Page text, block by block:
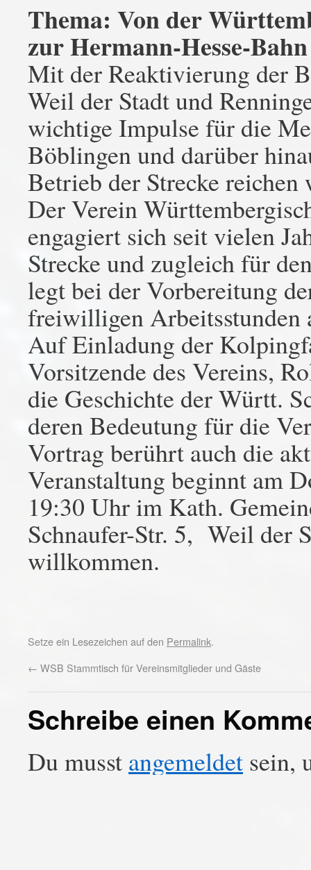
Thema: Von der
zur Hermann-Hesse-Bahn
Mit der Reaktivierung der
Weil der Stadt und
wichtige Impulse für die
Böblingen und darüber
Betrieb der Strecke
Der Verein
engagiert sich seit vielen
Strecke und zugleich für
legt bei der Vorbereitung
freiwilligen Arbeitsstunden
Auf Einladung der
Vorsitzende des Vereins,
die Geschichte der Württ.
deren Bedeutung für die
Vortrag berührt auch die
Veranstaltung beginnt am
19:30 Uhr im Kath.
Schnaufer-Str. 5, Weil der
willkommen.
Setze ein Lesezeichen auf den Permalink.
← WSB Stammtisch für Vereinsmitglieder und Gäste
Schreibe einen
Du musst angemeldet sein,